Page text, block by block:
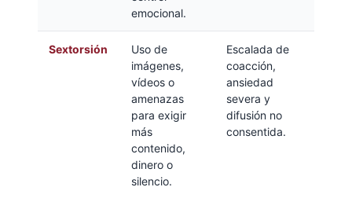
emocional.
Sextorsión
Uso de
imágenes,
vídeos o
amenazas
para exigir
más
contenido,
dinero o
silencio.
Escalada de
coacción,
ansiedad
severa y
difusión no
consentida.